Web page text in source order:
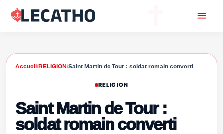
Accueil /RELIGION/Saint Martin de Tour : soldat romain converti
RELIGION
Saint Martin de Tour :
soldat romain converti